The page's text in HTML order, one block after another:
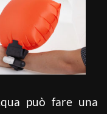
può fare una